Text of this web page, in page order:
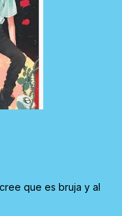
que es bruja y al